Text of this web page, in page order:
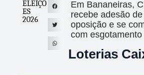
ELEIÇÕ
ES
2026
Em Bananeiras,
recebe adesão
oposição e se
com
Loterias